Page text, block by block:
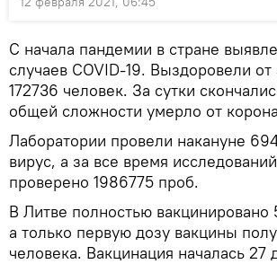
С начала пандемии в стране
случаев COVID-19. Выздоровели от
172736 человек. За сутки
общей сложности умерло от
Лаборатории провели накануне
вирус, а за все время
проверено 1986775 проб.
В Литве полностью
а только первую дозу вакцины
человека. Вакцинация началась 27